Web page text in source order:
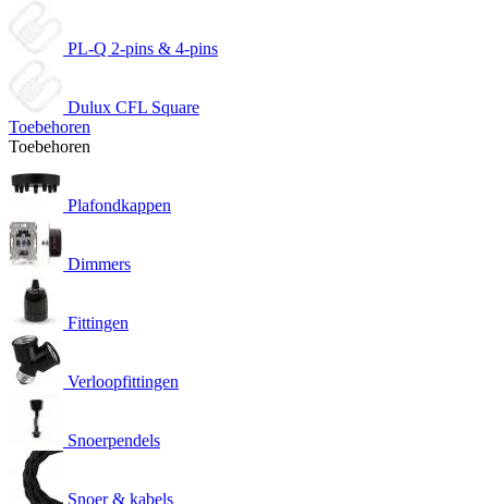
PL-Q 2-pins & 4-pins
Dulux CFL Square
Toebehoren
Toebehoren
Plafondkappen
Dimmers
Fittingen
Verloopfittingen
Snoerpendels
Snoer & kabels